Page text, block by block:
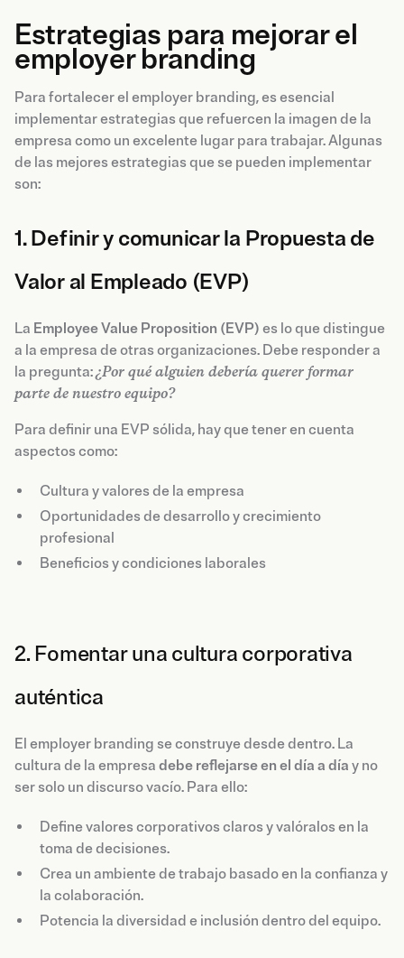
Estrategias para mejorar el
employer branding
Para fortalecer el employer branding, es esencial
implementar estrategias que refuercen la imagen de la
empresa como un excelente lugar para trabajar. Algunas
de las mejores estrategias que se pueden implementar
son:
1. Definir y comunicar la Propuesta de
Valor al Empleado (EVP)
La Employee Value Proposition (EVP) es lo que distingue
a la empresa de otras organizaciones. Debe responder a
la pregunta:¿Por qué alguien debería querer formar
parte de nuestro equipo?
Para definir una EVP sólida, hay que tener en cuenta
aspectos como:
Cultura y valores de la empresa
Oportunidades de desarrollo y crecimiento
profesional
Beneficios y condiciones laborales
2. Fomentar una cultura corporativa
auténtica
El employer branding se construye desde dentro. La
cultura de la empresa debe reflejarse en el día a día y no
ser solo un discurso vacío. Para ello:
Define valores corporativos claros y valóralos en la
toma de decisiones.
Crea un ambiente de trabajo basado en la confianza y
la colaboración.
Potencia la diversidad e inclusión dentro del equipo.